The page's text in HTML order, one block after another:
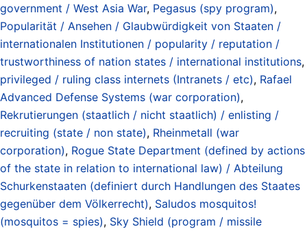
government / West Asia War, Pegasus (spy program),
Popularität / Ansehen / Glaubwürdigkeit von Staaten /
internationalen Institutionen / popularity / reputation /
trustworthiness of nation states / international institutions,
privileged / ruling class internets (Intranets / etc), Rafael
Advanced Defense Systems (war corporation),
Rekrutierungen (staatlich / nicht staatlich) / enlisting /
recruiting (state / non state), Rheinmetall (war
corporation), Rogue State Department (defined by actions
of the state in relation to international law) / Abteilung
Schurkenstaaten (definiert durch Handlungen des Staates
gegenüber dem Völkerrecht), Saludos mosquitos!
(mosquitos = spies), Sky Shield (program / missile